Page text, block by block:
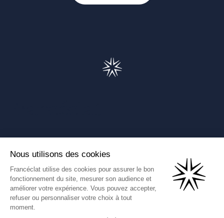
Comprendre la taxe HBJOAT
Francéclat International (Ce lien s'ouvre dans un